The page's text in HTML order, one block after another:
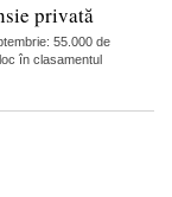
privată
55.000 de
în clasamentul